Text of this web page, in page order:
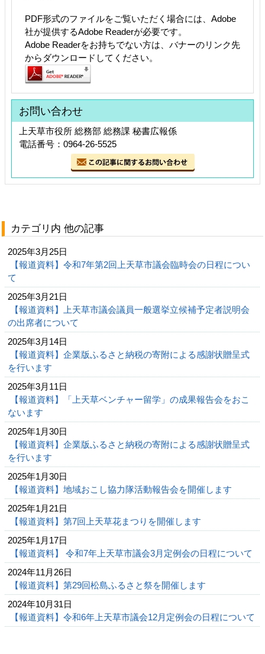
PDF形式のファイルをご覧いただく場合には、Adobe
社が提供するAdobe Readerが必要です。
Adobe Readerをお持ちでない方は、バナーのリンク先
からダウンロードしてください。
お問い合わせ
上天草市役所 総務部 総務課 秘書広報係
電話番号：0964-26-5525
カテゴリ内 他の記事
2025年3月25日
【報道資料】令和7年第2回上天草市議会臨時会の日程につい
て
2025年3月21日
【報道資料】上天草市議会議員一般選挙立候補予定者説明会
の出席者について
2025年3月14日
【報道資料】企業版ふるさと納税の寄附による感謝状贈呈式
を行います
2025年3月11日
【報道資料】「上天草ベンチャー留学」の成果報告会をおこ
ないます
2025年1月30日
【報道資料】企業版ふるさと納税の寄附による感謝状贈呈式
を行います
2025年1月30日
【報道資料】地域おこし協力隊活動報告会を開催します
2025年1月21日
【報道資料】第7回上天草花まつりを開催します
2025年1月17日
【報道資料】 令和7年上天草市議会3月定例会の日程について
2024年11月26日
【報道資料】第29回松島ふるさと祭を開催します
2024年10月31日
【報道資料】令和6年上天草市議会12月定例会の日程について